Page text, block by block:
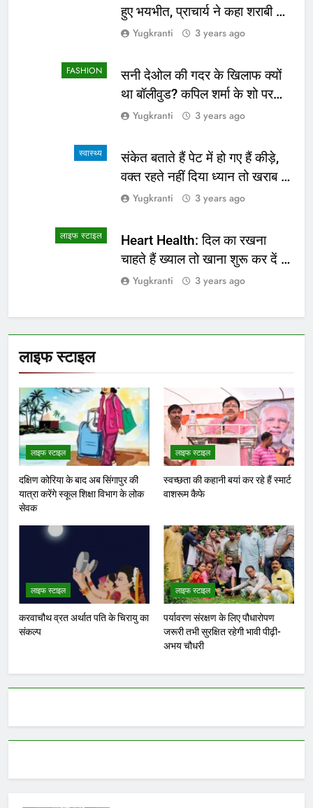
लाइफ स्टाइल
लाइफ स्टाइल
दक्षिण कोरिया के बाद अब सिंगापुर की
यात्रा करेंगे स्कूल शिक्षा विभाग के लोक
सेवक
लाइफ स्टाइल
स्वच्छता की कहानी बयां कर रहे हैं स्मार्ट
वाशरूम कैफे
लाइफ स्टाइल
करवाचौथ व्रत अर्थात पति के चिरायु का
संकल्प
लाइफ स्टाइल
पर्यावरण संरक्षण के लिए पौधारोपण
जरूरी तभी सुरक्षित रहेगी भावी पीढ़ी-
अभय चौधरी
हुए भयभीत, प्राचार्य ने कहा शराबी ने
उड़ाई अफवाह
Yugkranti 3 years ago
FASHION
सनी देओल की गदर के खिलाफ क्यों
था बॉलीवुड? कपिल शर्मा के शो पर
सामने आई सच्चाई
Yugkranti 3 years ago
स्वास्थ्य
संकेत बताते हैं पेट में हो गए हैं कीड़े,
वक्त रहते नहीं दिया ध्यान तो खराब हो
जाएगी हालत
Yugkranti 3 years ago
लाइफ स्टाइल
Heart Health: दिल का रखना
चाहते हैं ख्याल तो खाना शुरू कर दें ये
4 चीजें
Yugkranti 3 years ago